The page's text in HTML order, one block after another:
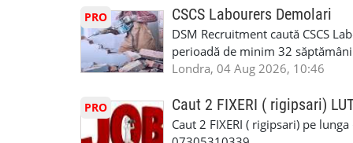
oferta pe care sa o folositi la
WhatsApp: +44 7467 838 881
numele, experienta si data la
link-ul de jos. Sanatate si mult
INSTALLATION LIMITED
PRO CSCS Labourers Demolari
DSM Recruitment caută CSCS
perioadă de minim 32
oferă ore suplimentare și
informații, contactați-ne la: 📞
Londra, 04 Aug 2026, 10:46
PRO Caut 2 FIXERI ( rigipsari)
Caut 2 FIXERI ( rigipsari) pe